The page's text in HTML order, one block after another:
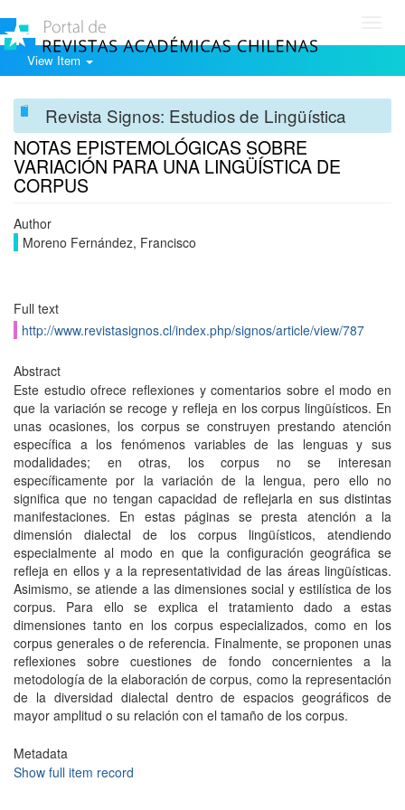
View Item
Revista Signos: Estudios de Lingüística
NOTAS EPISTEMOLÓGICAS SOBRE
VARIACIÓN PARA UNA LINGÜÍSTICA DE
CORPUS
Author
Moreno Fernández, Francisco
Full text
http://www.revistasignos.cl/index.php/signos/article/view/787
Abstract
Este estudio ofrece reflexiones y comentarios sobre el modo en
que la variación se recoge y refleja en los corpus lingüísticos. En
unas ocasiones, los corpus se construyen prestando atención
específica a los fenómenos variables de las lenguas y sus
modalidades; en otras, los corpus no se interesan
específicamente por la variación de la lengua, pero ello no
significa que no tengan capacidad de reflejarla en sus distintas
manifestaciones. En estas páginas se presta atención a la
dimensión dialectal de los corpus lingüísticos, atendiendo
especialmente al modo en que la configuración geográfica se
refleja en ellos y a la representatividad de las áreas lingüísticas.
Asimismo, se atiende a las dimensiones social y estilística de los
corpus. Para ello se explica el tratamiento dado a estas
dimensiones tanto en los corpus especializados, como en los
corpus generales o de referencia. Finalmente, se proponen unas
reflexiones sobre cuestiones de fondo concernientes a la
metodología de la elaboración de corpus, como la representación
de la diversidad dialectal dentro de espacios geográficos de
mayor amplitud o su relación con el tamaño de los corpus.
Metadata
Show full item record